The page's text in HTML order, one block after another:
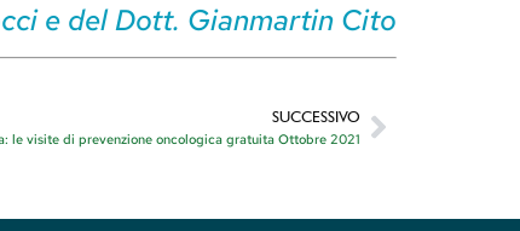
e del Dott. Gianmartin Cito
SUCCESSIVO
le visite di prevenzione oncologica gratuita Ottobre 2021